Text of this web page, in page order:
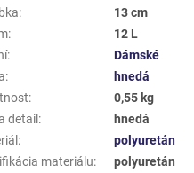
:
13 cm
:
12 L
:
Dámské
:
hnedá
:
0,55 kg
detail :
hnedá
:
polyuretán
materiálu:
polyuretán